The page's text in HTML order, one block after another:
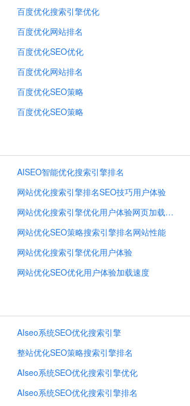
百度优化搜索引擎优化
百度优化网站排名
百度优化SEO优化
百度优化网站排名
百度优化SEO策略
百度优化SEO策略
AISEO智能优化搜索引擎排名
网站优化搜索引擎排名SEO技巧用户体验
网站优化搜索引擎优化用户体验网页加载速度
网站优化SEO策略搜索引擎排名网站性能
网站优化搜索引擎优化用户体验
网站优化SEO优化用户体验加载速度
AIseo系统SEO优化搜索引擎
整站优化SEO策略搜索引擎排名
AIseo系统SEO优化搜索引擎优化
AIseo系统SEO优化搜索引擎排名